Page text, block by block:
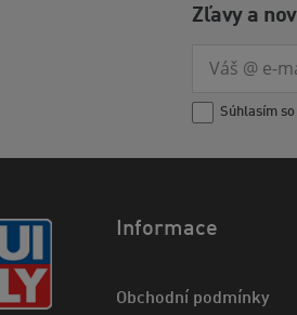
Zľavy a
Súhlasím so
Informace
Obchodní podmínky